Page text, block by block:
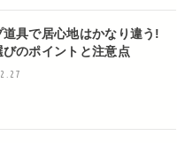
道具で居心地はかなり違う!
びのポイントと注意点